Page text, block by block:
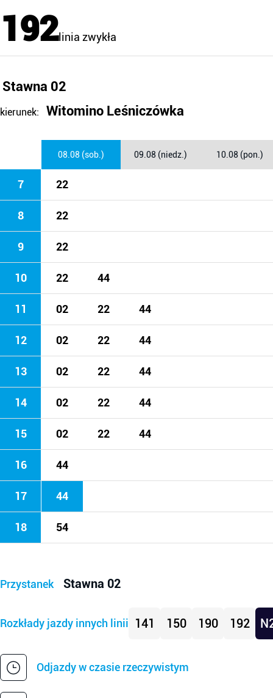
192linia zwykła
Stawna 02
kierunek: Witomino Leśniczówka
08.08 (sob.) 09.08 (niedz.) 10.08 (pon.)
7 22
8 22
9 22
10 22 44
11 02 22 44
12 02 22 44
13 02 22 44
14 02 22 44
15 02 22 44
16 44
17 44
18 54
Przystanek Stawna 02
Rozkłady jazdy innych linii 141 150 190 192
Odjazdy w czasie rzeczywistym